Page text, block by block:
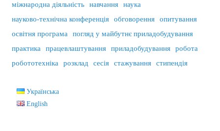
міжнародна діяльність
навчання
наука
науково-технічна конференція
обговорення
опитування
освітня програма
погляд у майбутнє приладобудування
практика
працевлаштування приладобудування
робота
робототехніка
розклад сесія стажування стипендія
Українська
English